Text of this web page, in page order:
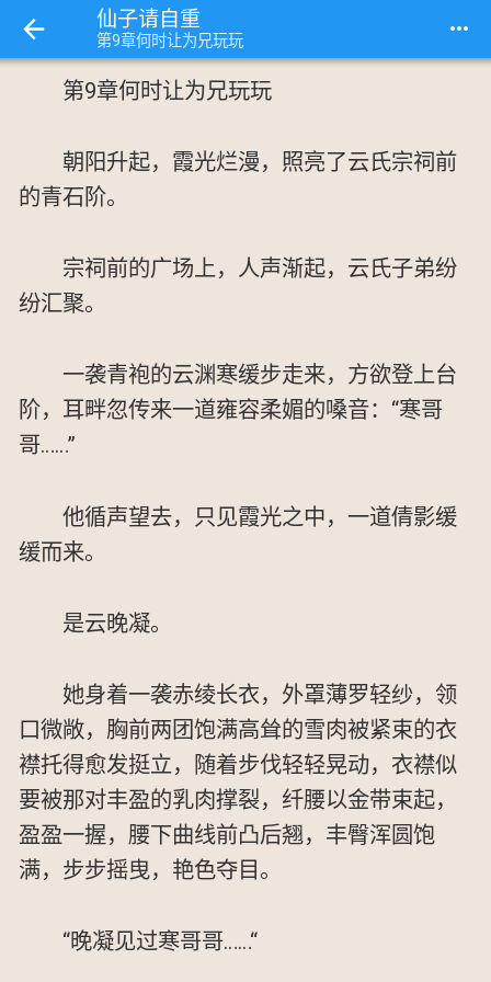
仙子请自重
第9章何时让为兄玩玩 more_horiz
第9章何时让为兄玩玩
朝阳升起，霞光烂漫，照亮了云氏宗祠前
的青石阶。
宗祠前的广场上，人声渐起，云氏子弟纷
纷汇聚。
一袭青袍的云渊寒缓步走来，方欲登上台
阶，耳畔忽传来一道雍容柔媚的嗓音：“寒哥
哥……”
他循声望去，只见霞光之中，一道倩影缓
缓而来。
是云晚凝。
她身着一袭赤绫长衣，外罩薄罗轻纱，领
口微敞，胸前两团饱满高耸的雪肉被紧束的衣
襟托得愈发挺立，随着步伐轻轻晃动，衣襟似
要被那对丰盈的乳肉撑裂，纤腰以金带束起，
盈盈一握，腰下曲线前凸后翘，丰臀浑圆饱
满，步步摇曳，艳色夺目。
“晚凝见过寒哥哥……“